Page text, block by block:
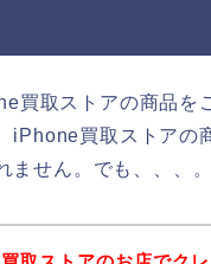
買取ストアの商品を
iPhone買取ストアの
せん。でも、、、。